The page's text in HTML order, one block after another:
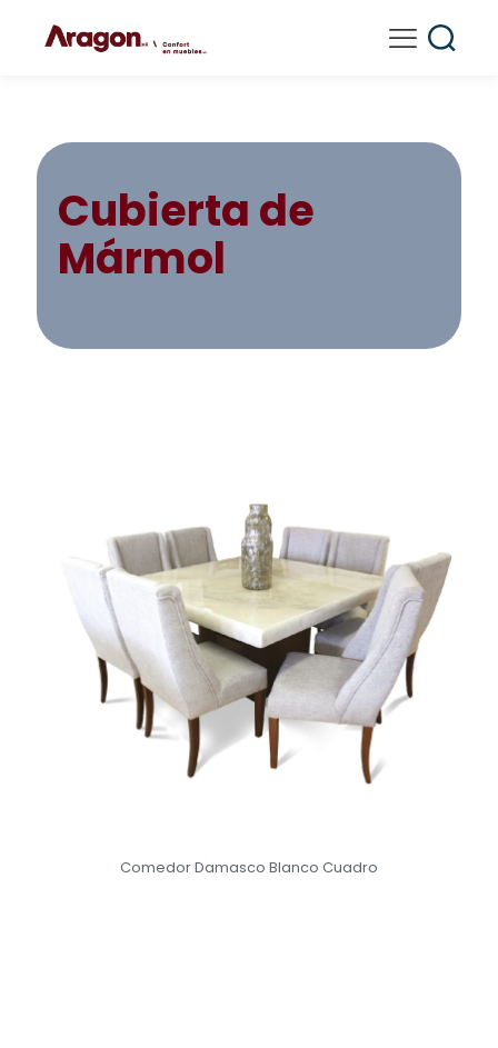
Cubierta de
Mármol
Comedor Damasco Blanco Cuadro